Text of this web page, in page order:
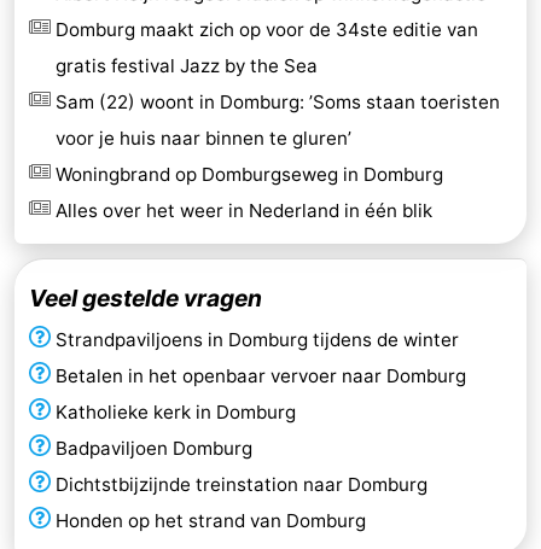
Domburg maakt zich op voor de 34ste editie van
gratis festival Jazz by the Sea
Sam (22) woont in Domburg: ’Soms staan toeristen
voor je huis naar binnen te gluren’
Woningbrand op Domburgseweg in Domburg
Alles over het weer in Nederland in één blik
Veel gestelde vragen
Strandpaviljoens in Domburg tijdens de winter
Betalen in het openbaar vervoer naar Domburg
Katholieke kerk in Domburg
Badpaviljoen Domburg
Dichtstbijzijnde treinstation naar Domburg
Honden op het strand van Domburg